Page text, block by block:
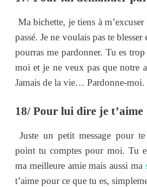
Ma bichette, je tiens à
passé. Je ne voulais pas te blesser
pourras me pardonner. Tu es
moi et je ne veux pas que notre
Jamais de la vie… Pardonne-moi.
18/ Pour lui dire je t’aime
Juste un petit message pour
point tu comptes pour moi. Tu
ma meilleure amie mais aussi ma
t’aime pour ce que tu es,